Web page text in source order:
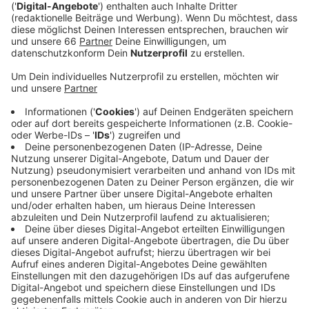
Anzeige
In den zwei Stunden unterhalten sie sich darüber, wie
sie zu diesem Job gekommen ist, über die Zeit bei der
Staatsanwaltschaft Düsseldorf, über das Thema
Gewalt gegen Einsatzkräfte" und vieles mehr.
Zudem gibt sie Einblick in ihr privates Leben mit Blick
in die Vergangenheit, Gegenwart und Zukunft.
Anzeige
Hier gibt’s den Talk zum Nachhören
Anzeige